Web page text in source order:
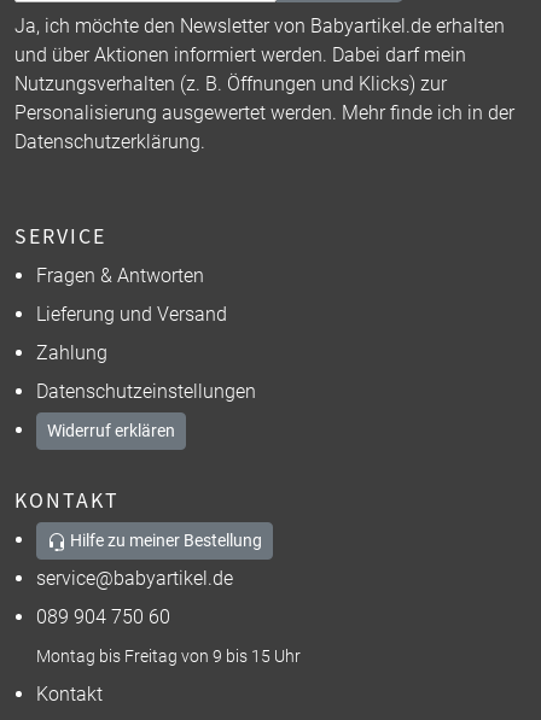
Ja, ich möchte den Newsletter von Babyartikel.de erhalten
und über Aktionen informiert werden. Dabei darf mein
Nutzungsverhalten (z. B. Öffnungen und Klicks) zur
Personalisierung ausgewertet werden. Mehr finde ich in der
Datenschutzerklärung.
SERVICE
Fragen & Antworten
Lieferung und Versand
Zahlung
Datenschutzeinstellungen
Widerruf erklären
KONTAKT
Hilfe zu meiner Bestellung
service@babyartikel.de
089 904 750 60
Montag bis Freitag von 9 bis 15 Uhr
Kontakt